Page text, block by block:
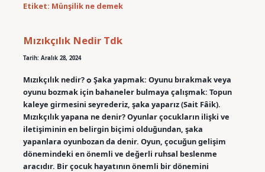
Etiket: Münşilik ne demek
Mızıkçılık Nedir Tdk
Tarih: Aralık 28, 2024
Mızıkçılık nedir? ѻ Şaka yapmak: Oyunu bırakmak veya
oyunu bozmak için bahaneler bulmaya çalışmak: Topun
kaleye girmesini seyrederiz, şaka yaparız (Sait Fâik).
Mızıkçılık yapana ne denir? Oyunlar çocukların ilişki ve
iletişiminin en belirgin biçimi olduğundan, şaka
yapanlara oyunbozan da denir. Oyun, çocuğun gelişim
dönemindeki en önemli ve değerli ruhsal beslenme
aracıdır. Bir çocuk hayatının önemli bir dönemini